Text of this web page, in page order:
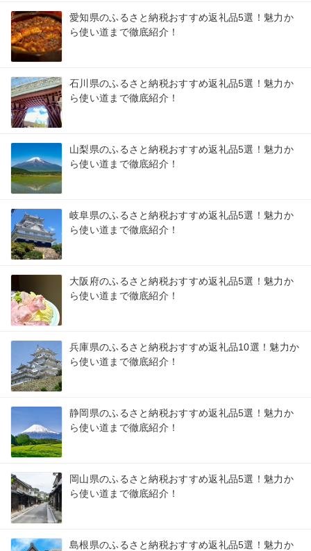
愛知県のふるさと納税おすすめ返礼品5選！魅力か
ら使い道まで徹底紹介！
石川県のふるさと納税おすすめ返礼品5選！魅力か
ら使い道まで徹底紹介！
山梨県のふるさと納税おすすめ返礼品5選！魅力か
ら使い道まで徹底紹介！
岐阜県のふるさと納税おすすめ返礼品5選！魅力か
ら使い道まで徹底紹介！
大阪府のふるさと納税おすすめ返礼品5選！魅力か
ら使い道まで徹底紹介！
兵庫県のふるさと納税おすすめ返礼品10選！魅力か
ら使い道まで徹底紹介！
静岡県のふるさと納税おすすめ返礼品5選！魅力か
ら使い道まで徹底紹介！
岡山県のふるさと納税おすすめ返礼品5選！魅力か
ら使い道まで徹底紹介！
島根県のふるさと納税おすすめ返礼品5選！魅力か